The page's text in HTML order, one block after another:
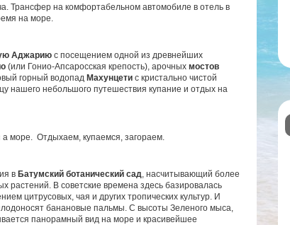
Трансфер на комфортабельном автомобиле в отель в
на море.
Аджарию с посещением одной из древнейших
(или Гонио-Апсаросская крепость), арочных мостов
горный водопад Махунцети с кристально чистой
нашего небольшого путешествия купание и отдых на
море. Отдыхаем, купаемся, загораем.
в Батумский ботанический сад, насчитывающий более
растений. В советские времена здесь базировалась
цитрусовых, чая и других тропических культур. И
банановые пальмы. С высоты Зеленого мыса,
панорамный вид на море и красивейшее